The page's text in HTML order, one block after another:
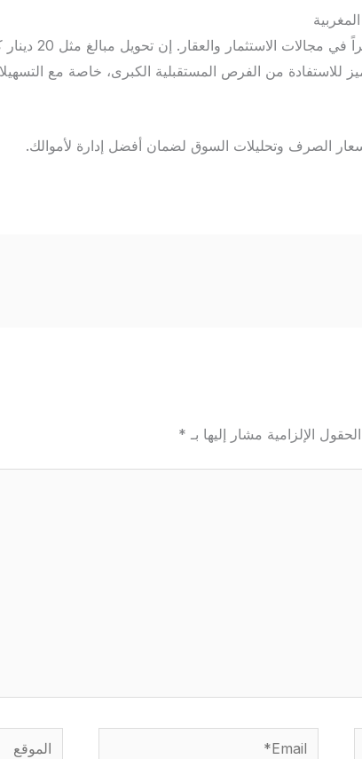
تشهد العلاقات بين
للاستفادة من الفرص المستقبلية الكبرى، خاصة مع
الصرف وتحليلات السوق لضمان أفضل إدارة لأموالك.
الحقول الإلزامية مشار إليها بـ *
Email* الموقع